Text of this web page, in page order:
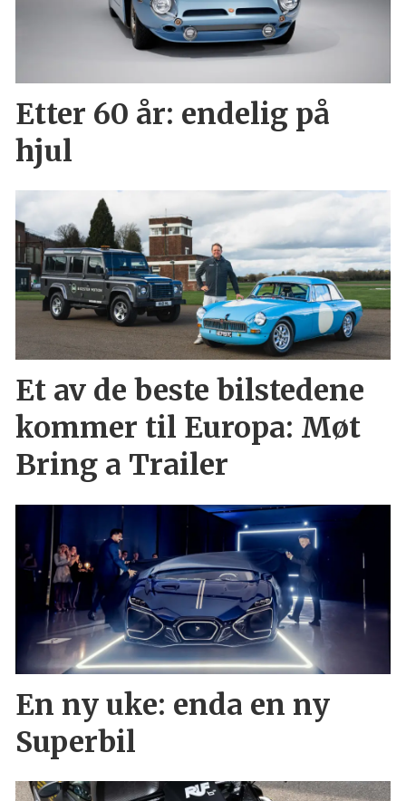
Etter 60 år: endelig på
hjul
Et av de beste bilstedene
kommer til Europa: Møt
Bring a Trailer
En ny uke: enda en ny
Superbil